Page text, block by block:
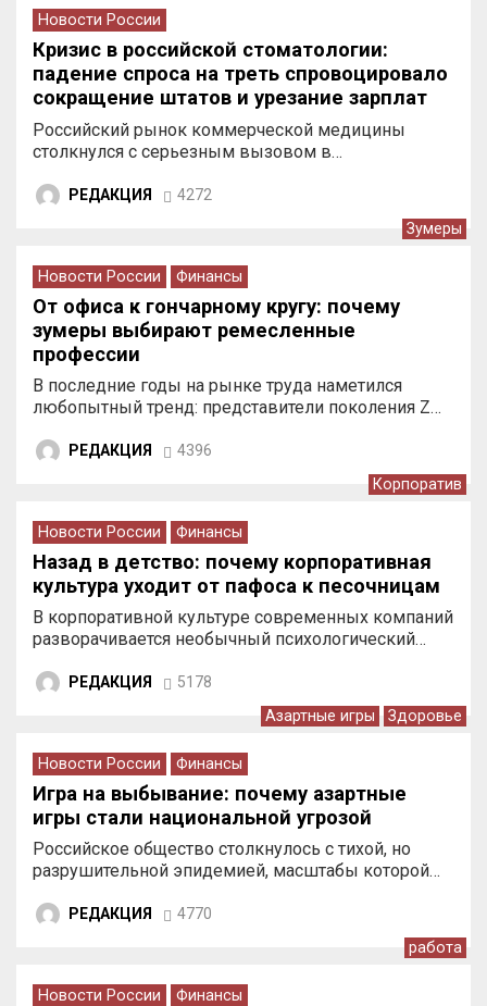
Новости России
Кризис в российской стоматологии:
падение спроса на треть спровоцировало
сокращение штатов и урезание зарплат
врачей
Российский рынок коммерческой медицины
столкнулся с серьезным вызовом в…
РЕДАКЦИЯ 4272
Зумеры
Новости России Финансы
От офиса к гончарному кругу: почему
зумеры выбирают ремесленные
профессии
В последние годы на рынке труда наметился
любопытный тренд: представители поколения Z…
РЕДАКЦИЯ 4396
Корпоратив
Новости России Финансы
Назад в детство: почему корпоративная
культура уходит от пафоса к песочницам
В корпоративной культуре современных компаний
разворачивается необычный психологический…
РЕДАКЦИЯ 5178
Азартные игры Здоровье
Новости России Финансы
Игра на выбывание: почему азартные
игры стали национальной угрозой
Российское общество столкнулось с тихой, но
разрушительной эпидемией, масштабы которой…
РЕДАКЦИЯ 4770
работа
Новости России Финансы